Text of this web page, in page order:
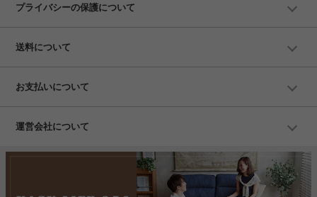
プライバシーの保護について
送料について
お支払いについて
運営会社について